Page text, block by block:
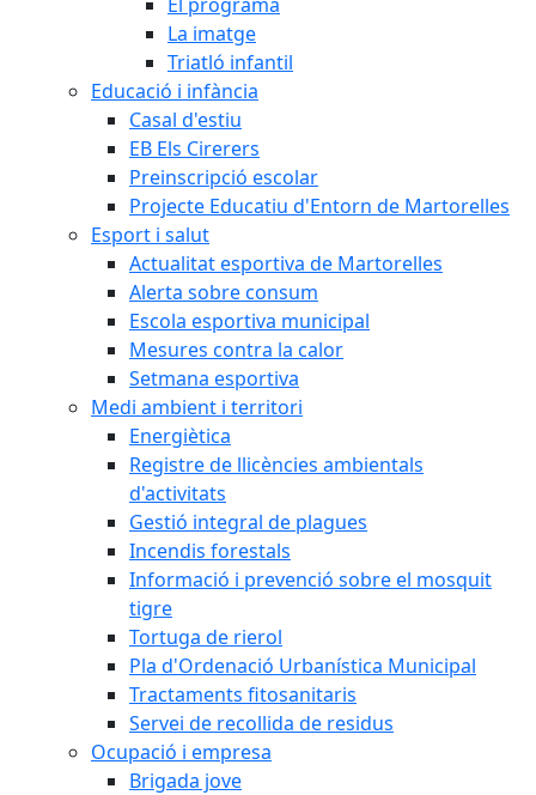
La imatge
Triatló infantil
Educació i infància
Casal d'estiu
EB Els Cirerers
Preinscripció escolar
Projecte Educatiu d'Entorn de Martorelles
Esport i salut
Actualitat esportiva de Martorelles
Alerta sobre consum
Escola esportiva municipal
Mesures contra la calor
Setmana esportiva
Medi ambient i territori
Energiètica
Registre de llicències ambientals
d'activitats
Gestió integral de plagues
Incendis forestals
Informació i prevenció sobre el mosquit
tigre
Tortuga de rierol
Pla d'Ordenació Urbanística Municipal
Tractaments fitosanitaris
Servei de recollida de residus
Ocupació i empresa
Brigada jove